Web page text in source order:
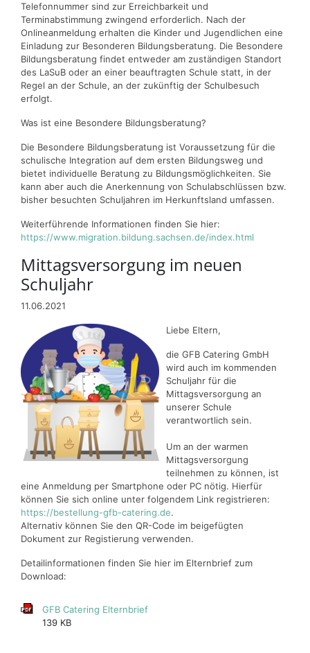
Telefonnummer sind zur Erreichbarkeit und
Terminabstimmung zwingend erforderlich. Nach der
Onlineanmeldung erhalten die Kinder und Jugendlichen eine
Einladung zur Besonderen Bildungsberatung. Die Besondere
Bildungsberatung findet entweder am zuständigen Standort
des LaSuB oder an einer beauftragten Schule statt, in der
Regel an der Schule, an der zukünftig der Schulbesuch
erfolgt.
Was ist eine Besondere Bildungsberatung?
Die Besondere Bildungsberatung ist Voraussetzung für die
schulische Integration auf dem ersten Bildungsweg und
bietet individuelle Beratung zu Bildungsmöglichkeiten. Sie
kann aber auch die Anerkennung von Schulabschlüssen bzw.
bisher besuchten Schuljahren im Herkunftsland umfassen.
Weiterführende Informationen finden Sie hier:
https://www.migration.bildung.sachsen.de/index.html
Mittagsversorgung im neuen
Schuljahr
11.06.2021
Liebe Eltern,
die GFB Catering GmbH
wird auch im kommenden
Schuljahr für die
Mittagsversorgung an
unserer Schule
verantwortlich sein.
Um an der warmen
Mittagsversorgung
teilnehmen zu können, ist
eine Anmeldung per Smartphone oder PC nötig. Hierfür
können Sie sich online unter folgendem Link registrieren:
https://bestellung-gfb-catering.de.
Alternativ können Sie den QR-Code im beigefügten
Dokument zur Registierung verwenden.
Detailinformationen finden Sie hier im Elternbrief zum
Download:
GFB Catering Elternbrief
139 KB